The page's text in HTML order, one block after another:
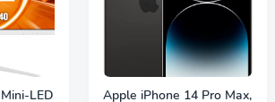
LED
Apple iPhone 14 Pro Max,